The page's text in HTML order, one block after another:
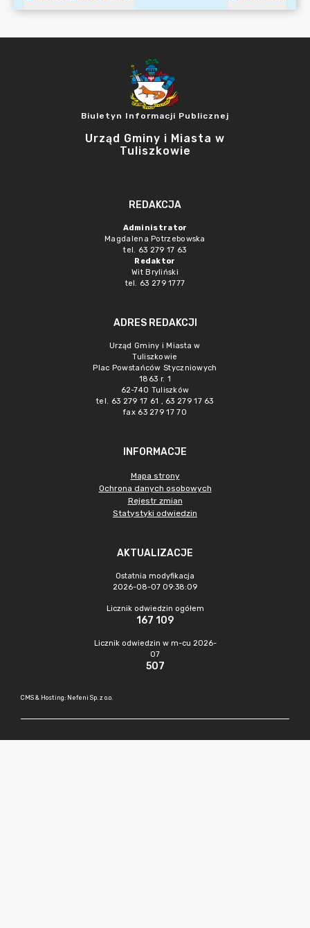
Biuletyn Informacji Publicznej
Urząd Gminy i Miasta w
Tuliszkowie
REDAKCJA
Administrator
Magdalena Potrzebowska
tel. 63 279 17 63
Redaktor
Wit Bryliński
tel. 63 279 1777
ADRES REDAKCJI
Urząd Gminy i Miasta w
Tuliszkowie
Plac Powstańców Styczniowych
1863 r. 1
62-740 Tuliszków
tel. 63 279 17 61 , 63 279 17 63
fax 63 279 17 70
INFORMACJE
Mapa strony
Ochrona danych osobowych
Rejestr zmian
Statystyki odwiedzin
AKTUALIZACJE
Ostatnia modyfikacja
2026-08-07 09:38:09
Licznik odwiedzin ogółem
167 109
Licznik odwiedzin w m-cu 2026-
07
507
CMS & Hosting: Nefeni Sp. z o.o.